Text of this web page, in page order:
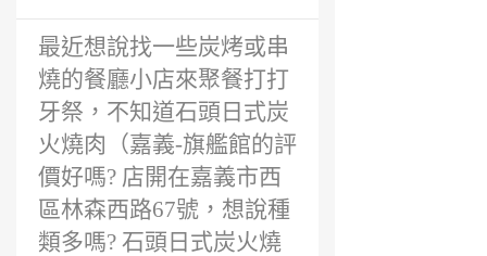
最近想說找一些炭烤或串
燒的餐廳小店來聚餐打打
牙祭，不知道石頭日式炭
火燒肉（嘉義-旗艦館的評
價好嗎? 店開在嘉義市西
區林森西路67號，想說種
類多嗎? 石頭日式炭火燒